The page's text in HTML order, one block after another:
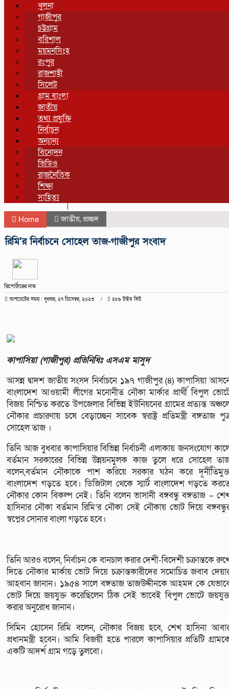
খুলনা
গাজীপুর
চট্টগ্রাম
বরিশাল
ময়মনসিংহ
রংপুর
রাজশাহী
সিলেট
গ্রাম বাংলা
জাতীয়
তথ্য প্রযুক্তি
নির্বাচন
অন্যান্য
বিনোদন
ভিডিও
রাজনৈতিক
শিক্ষা
সাহিত্য
Home জাতীয়, প্রচ্ছদ
রিমি’র নির্বাচনে সোহেল তাজ-গাজীপুর সংবাদ
রিপোর্টারের নাম
আপডেটের সময় : বুধবার, ২৭ ডিসেম্বর, ২০২৩ ২৮৯ টাইম ভিউ
কাপাসিয়া (গাজীপুর) প্রতিনিধিঃ এসএম মাসুদ
আসন্ন দ্বাদশ জাতীয় সংসদ নির্বাচনে ১৯৭ গাজীপুর (৪) কাপাসিয়া
বাংলাদেশ আওয়ামী লীগের মনোনীত নৌকা মার্কার প্রার্থী বিপুল
বিজয় নিশ্চিত করতে উপজেলার বিভিন্ন ইউনিয়নের গ্রামের প্রত্যন্ত
নৌকার প্রচারণায় চষে বেড়াচ্ছেন সাবেক স্বরাষ্ট্র প্রতিমন্ত্রী বঙ্গতাজ
সোহেল তাজ ।
তিনি আজ বুধবার কাপাসিয়ার বিভিন্ন নির্বাচনী এলাকায় জনসংযোগ
বর্তমান সরকারের বিভিন্ন উন্নয়নমুলক কাজ তুলে ধরে সোহেল
বলেন,বর্তমান নৌকাকে পাশ করিয়ে সরকার ঘঠন করে
বাংলাদেশ গড়তে হবে। ডিজিটাল থেকে স্মার্ট বাংলাদেশ গড়তে
নৌকার কোন বিকল্প নেই। তিনি বলেন ভাসানী বঙ্গবন্ধু বঙ্গতাজ –
হাসিনার নৌকা বর্তমান রিমি’র নৌকা সেই নৌকায় ভোট দিয়ে
স্বপ্নের সোনার বাংলা গড়তে হবে।
তিনি আরও বলেন, নির্বাচন কে বানচাল করার দেশী-বিদেশী চক্রান্তকে
দিতে নৌকার মার্কায় ভোট দিয়ে চক্রান্তকারীদের সমোচিত জবাব
আহবান জানান। ১৯৫৪ সালে বঙ্গতাজ তাজউদ্দীনকে আহমদ কে
ভোট দিয়ে জয়যুক্ত করেছিলেন ঠিক সেই ভাবেই বিপুল ভোটে
করার অনুরোধ জানান।
সিমিন হোসেন রিমি বলেন, নৌকার বিজয় হবে, শেখ হাসিনা
প্রধানমন্ত্রী হবেন। আমি বিজয়ী হতে পারলে কাপাসিয়ার প্রতিটি
একটি আদর্শ গ্রাম গড়ে তুলবো।